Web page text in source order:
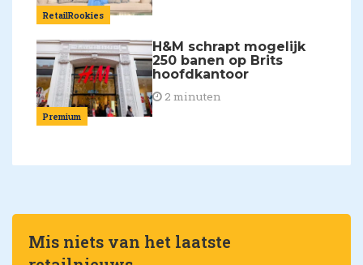
RetailRookies
Premium
H&M schrapt mogelijk
250 banen op Brits
hoofdkantoor
2 minuten
Mis niets van het laatste